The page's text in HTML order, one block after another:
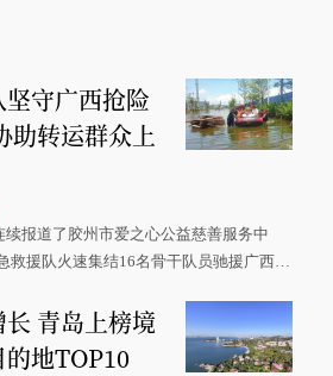
守广西抢险
助转运群众上
续报道了胶州市爱之心公益慈善服务中
救援队火速集结16名骨干队员驰援广西灾
青岛上榜境
地TOP10